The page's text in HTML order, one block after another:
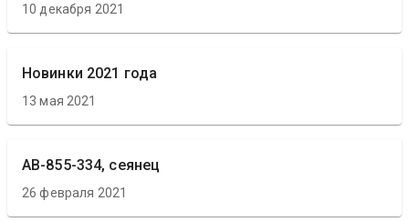
10 декабря 2021
Новинки 2021 года
13 мая 2021
АВ-855-334, сеянец
26 февраля 2021